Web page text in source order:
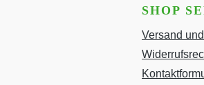
SHOP
Versand